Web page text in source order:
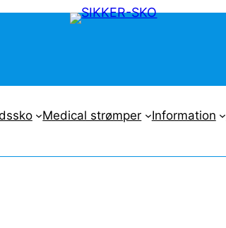
Medical strømper Information